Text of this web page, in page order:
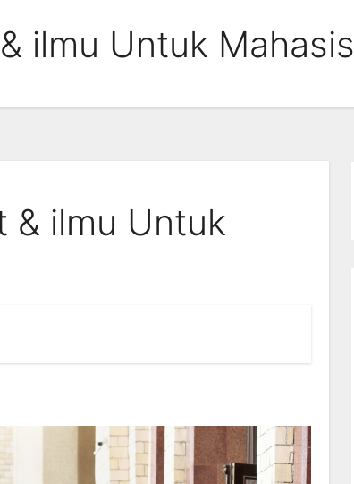
ilmu Untuk
& ilmu Untuk